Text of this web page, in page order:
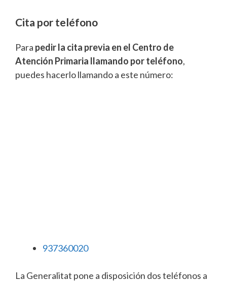
Cita por teléfono
Para pedir la cita previa en el Centro de
Atención Primaria llamando por teléfono,
puedes hacerlo llamando a este número:
937360020
La Generalitat pone a disposición dos teléfonos a